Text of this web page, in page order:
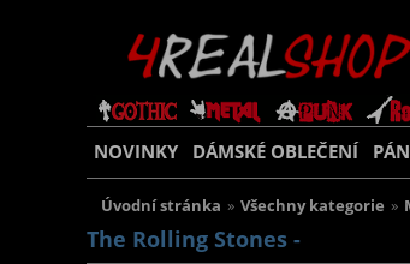
NOVINKY DÁMSKÉ OBLEČENÍ
Úvodní stránka » Všechny kategorie »
The Rolling Stones -